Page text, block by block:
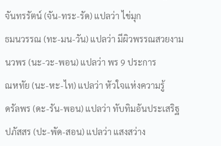
จันทรรัตน์ (จัน-ทระ-รัด) แปลว่า ไข่มุก
ธมนวรรณ (ทะ-มน-วัน) แปลว่า มีผิวพรรณสวยงาม
นวพร (นะ-วะ-พอน) แปลว่า พร 9 ประการ
ณหทัย (นะ-หะ-ไท) แปลว่า หัวใจแห่งความรู้
ดรัลพร (ดะ-รัน-พอน) แปลว่า ทับทิมอันประเสริฐ
ปภัสสร (ปะ-พัด-สอน) แปลว่า แสงสว่าง